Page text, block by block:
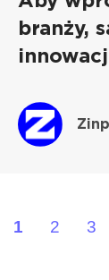
branży,
1 2 3